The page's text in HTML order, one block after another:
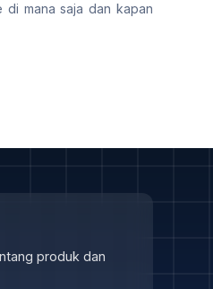
di mana saja dan kapan
produk dan